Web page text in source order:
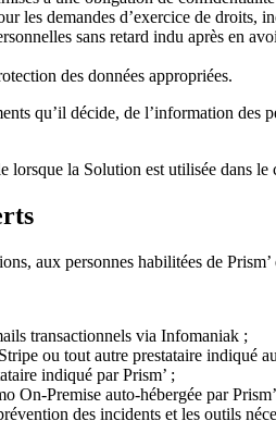
les demandes d’exercice de droits,
sans retard indu après en
des données appropriées.
qu’il décide, de l’information
lorsque la Solution est utilisée dans le
aux personnes habilitées de
transactionnels via Infomaniak ;
ou tout autre prestataire indiqué
indiqué par Prism’ ;
On-Premise auto-hébergée par
des incidents et les outils